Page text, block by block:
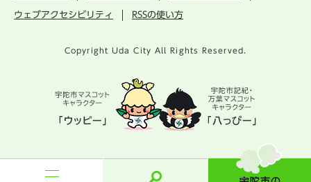
陀
市
ウェブアクセシビリティ RSSの使い方
Copyright Uda City All Rights Reserved.